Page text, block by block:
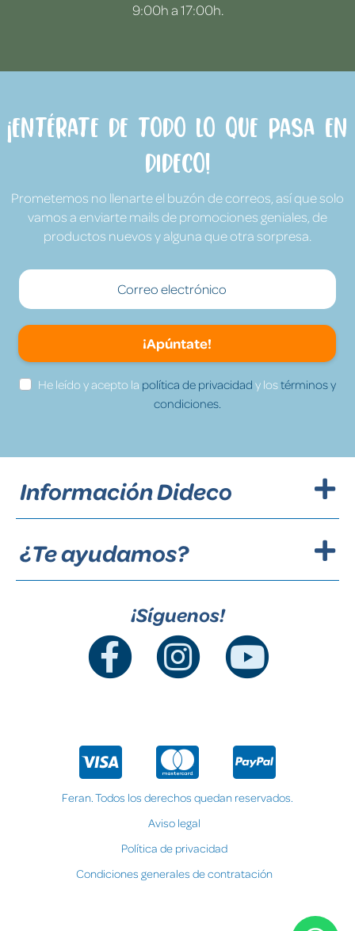
9:00h a 17:00h.
¡Entérate de todo lo que pasa en
Dideco!
Prometemos no llenarte el buzón de correos, así que solo
vamos a enviarte mails de promociones geniales, de
productos nuevos y alguna que otra sorpresa.
¡Apúntate!
He leído y acepto la política de privacidad y lostérminos y
condiciones.
Información Dideco
¿Te ayudamos?
¡Síguenos!
Feran. Todos los derechos quedan reservados.
Aviso legal
Política de privacidad
Condiciones generales de contratación